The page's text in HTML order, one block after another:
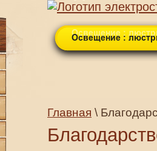
Главная \